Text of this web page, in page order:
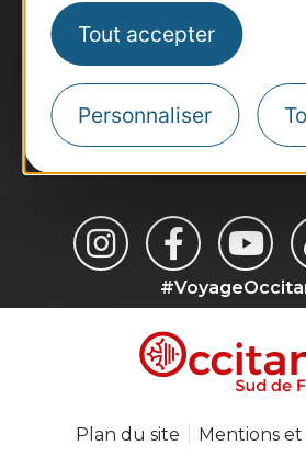
Tout accepter
Personnaliser
Destination Sport
Inscrivez-vous à la lettre
Destination Occitanie pour
suggestions de séjours, de
Je m'abonne
Plan du site Mentions